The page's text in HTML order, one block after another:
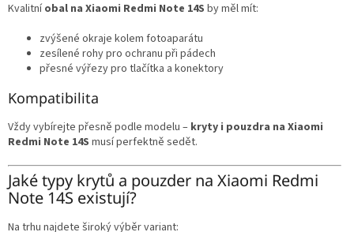
Kvalitníobal na Xiaomi Redmi Note 14S by měl mít:
zvýšené okraje kolem fotoaparátu
zesílené rohy pro ochranu při pádech
přesné výřezy pro tlačítka a konektory
Kompatibilita
Vždy vybírejte přesně podle modelu – kryty i pouzdra na Xiaomi
Redmi Note 14S musí perfektně sedět.
Jaké typy krytů a pouzder na Xiaomi Redmi
Note 14S existují?
Na trhu najdete široký výběr variant: